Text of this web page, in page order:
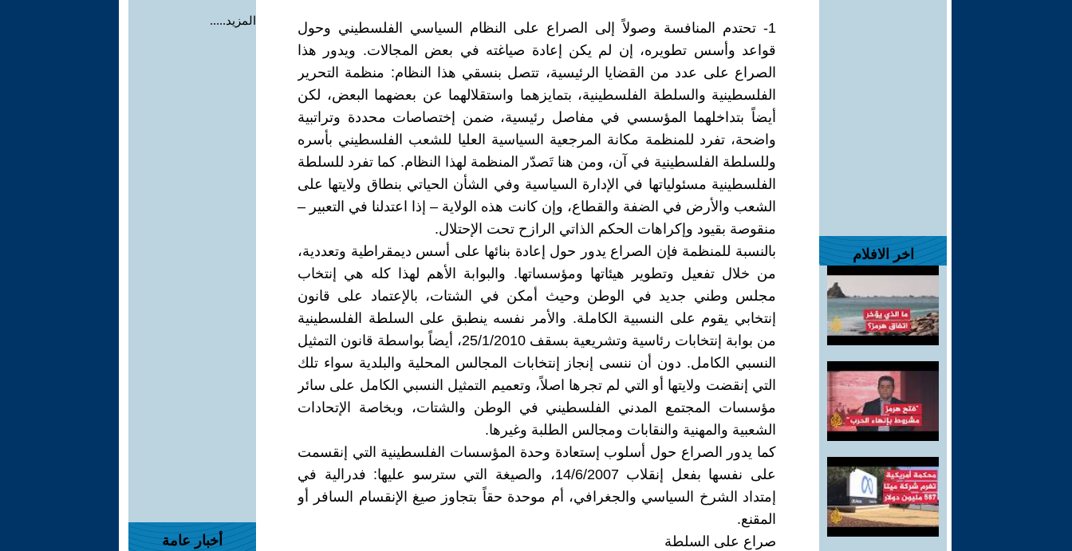
اخر الافلام
1- تحتدم المنافسة وصولاً إلى الصراع على النظام السياسي الفلسطيني وحول
قواعد وأسس تطويره، إن لم يكن إعادة صياغته في بعض المجالات. ويدور هذا
الصراع على عدد من القضايا الرئيسية، تتصل بنسقي هذا النظام: منظمة التحرير
الفلسطينية والسلطة الفلسطينية، بتمايزهما واستقلالهما عن بعضهما البعض، لكن
أيضاً بتداخلهما المؤسسي في مفاصل رئيسية، ضمن إختصاصات محددة وتراتبية
واضحة، تفرد للمنظمة مكانة المرجعية السياسية العليا للشعب الفلسطيني بأسره
وللسلطة الفلسطينية في آن، ومن هنا تَصدّر المنظمة لهذا النظام. كما تفرد للسلطة
الفلسطينية مسئولياتها في الإدارة السياسية وفي الشأن الحياتي بنطاق ولايتها على
الشعب والأرض في الضفة والقطاع، وإن كانت هذه الولاية – إذا اعتدلنا في التعبير –
منقوصة بقيود وإكراهات الحكم الذاتي الرازح تحت الإحتلال.
بالنسبة للمنظمة فإن الصراع يدور حول إعادة بنائها على أسس ديمقراطية وتعددية،
من خلال تفعيل وتطوير هيئاتها ومؤسساتها. والبوابة الأهم لهذا كله هي إنتخاب
مجلس وطني جديد في الوطن وحيث أمكن في الشتات، بالإعتماد على قانون
إنتخابي يقوم على النسبية الكاملة. والأمر نفسه ينطبق على السلطة الفلسطينية
من بوابة إنتخابات رئاسية وتشريعية بسقف 25/1/2010، أيضاً بواسطة قانون التمثيل
النسبي الكامل. دون أن ننسى إنجاز إنتخابات المجالس المحلية والبلدية سواء تلك
التي إنقضت ولايتها أو التي لم تجرها اصلاً، وتعميم التمثيل النسبي الكامل على سائر
مؤسسات المجتمع المدني الفلسطيني في الوطن والشتات، وبخاصة الإتحادات
الشعبية والمهنية والنقابات ومجالس الطلبة وغيرها.
كما يدور الصراع حول أسلوب إستعادة وحدة المؤسسات الفلسطينية التي إنقسمت
على نفسها بفعل إنقلاب 14/6/2007، والصيغة التي سترسو عليها: فدرالية في
إمتداد الشرخ السياسي والجغرافي، أم موحدة حقاً بتجاوز صيغ الإنقسام السافر أو
المقنع.
صراع على السلطة
المزيد.....
أخبار عامة